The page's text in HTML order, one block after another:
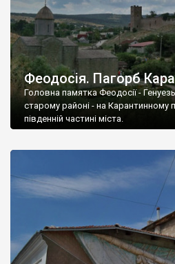
Феодосія. Пагорб
Головна памятка Феодосії -
старому районі - на Карантинному
південній частині міста.